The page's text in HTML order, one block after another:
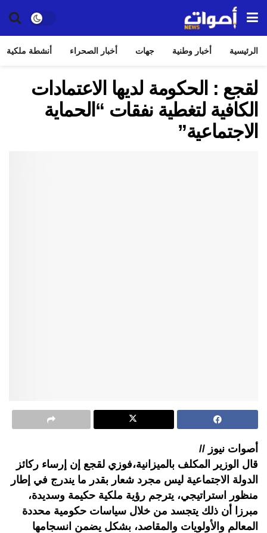
الرئيسية أخبار وطنية جهات أخبار الصحراء أنشطة ملكية
لقجع : الحكومة لديها الاعتمادات
الكافية لتغطية نفقات “الحماية
الاجتماعية”
أصوات نيوز //
قال الوزير المكلف بالميزانية،فوزي لقجع إن إرساء ركائز
الدولة الاجتماعية ليس مجرد شعار بقدر ما يندرج في إطار
منظور استراتيجي، يترجم رؤية ملكية حكيمة وسديدة،
مبرزا أن ذلك يتجسد من خلال سياسات حكومية محددة
المعالم والأولويات والمقاصد، بشكل يضمن انسجامها